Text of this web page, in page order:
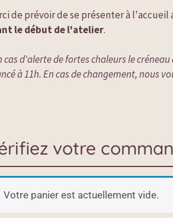
de prévoir de se présenter à l'accueil
le début de l'atelier.
cas d'alerte de fortes chaleurs le
à 11h. En cas de changement, nous
votre
Votre panier est actuellement vide.